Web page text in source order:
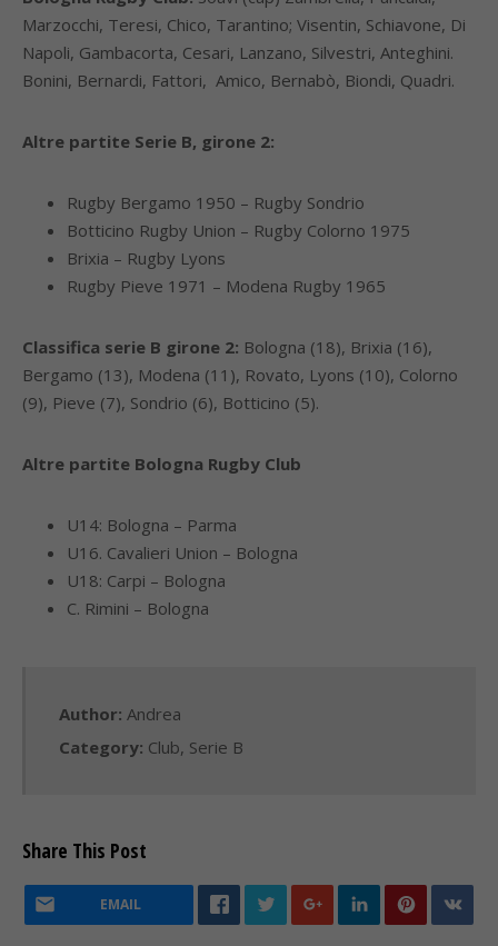
Marzocchi, Teresi, Chico, Tarantino; Visentin, Schiavone, Di
Napoli, Gambacorta, Cesari, Lanzano, Silvestri, Anteghini.
Bonini, Bernardi, Fattori, Amico, Bernabò, Biondi, Quadri.
Altre partite Serie B, girone 2:
Rugby Bergamo 1950 – Rugby Sondrio
Botticino Rugby Union – Rugby Colorno 1975
Brixia – Rugby Lyons
Rugby Pieve 1971 – Modena Rugby 1965
Classifica serie B girone 2: Bologna (18), Brixia (16),
Bergamo (13), Modena (11), Rovato, Lyons (10), Colorno
(9), Pieve (7), Sondrio (6), Botticino (5).
Altre partite Bologna Rugby Club
U14: Bologna – Parma
U16. Cavalieri Union – Bologna
U18: Carpi – Bologna
C. Rimini – Bologna
Author: Andrea
Category: Club, Serie B
Share This Post
EMAIL